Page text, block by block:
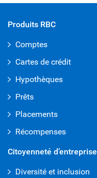
Produits RBC
Comptes
Cartes de crédit
Hypothèques
Prêts
Placements
Récompenses
Citoyenneté d’entreprise
Diversité et inclusion